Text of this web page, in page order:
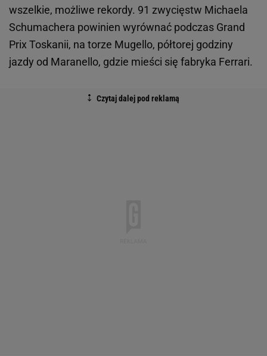
wszelkie, możliwe rekordy. 91 zwycięstw Michaela
Schumachera powinien wyrównać podczas Grand
Prix Toskanii, na torze Mugello, półtorej godziny
jazdy od Maranello, gdzie mieści się fabryka Ferrari.